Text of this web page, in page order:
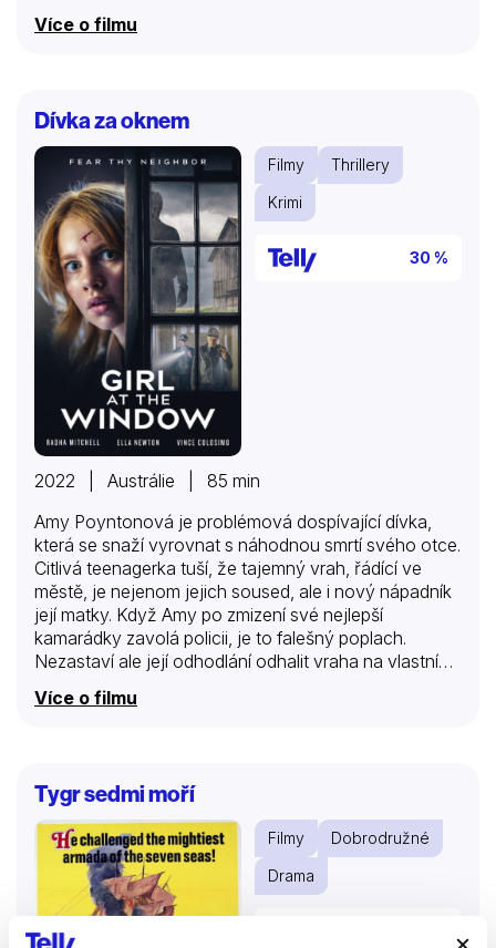
Více o filmu
Dívka za oknem
Filmy
Thrillery
Krimi
30 %
2022 | Austrálie | 85 min
Amy Poyntonová je problémová dospívající dívka,
která se snaží vyrovnat s náhodnou smrtí svého otce.
Citlivá teenagerka tuší, že tajemný vrah, řádící ve
městě, je nejenom jejich soused, ale i nový nápadník
její matky. Když Amy po zmizení své nejlepší
kamarádky zavolá policii, je to falešný poplach.
Nezastaví ale její odhodlání odhalit vraha na vlastní
pěst. Během druhého policejního zásahu zemře
nevinný člověk a Amy se psychicky zhroutí. Je
tentokrát ji nikdo neposlouchá…
Více o filmu
Tygr sedmi moří
Filmy
Dobrodružné
Drama